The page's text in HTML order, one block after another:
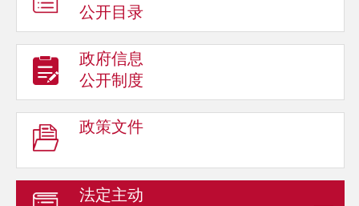
公开目录
政府信息
公开制度
政策文件
法定主动